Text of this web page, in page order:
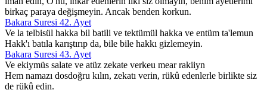
birkaç paraya değişmeyin. Ancak benden korkun.
Bakara Suresi 42. Ayet
Ve la telbisül hakka bil batili ve tektümül hakka ve entüm ta'lemun
Hakk'ı batıla karıştırıp da, bile bile hakkı gizlemeyin.
Bakara Suresi 43. Ayet
Ve ekiymüs salate ve atüz zekate verkeu mear rakiiyn
Hem namazı dosdoğru kılın, zekatı verin, rükû edenlerle birlikte siz
de rükû edin.